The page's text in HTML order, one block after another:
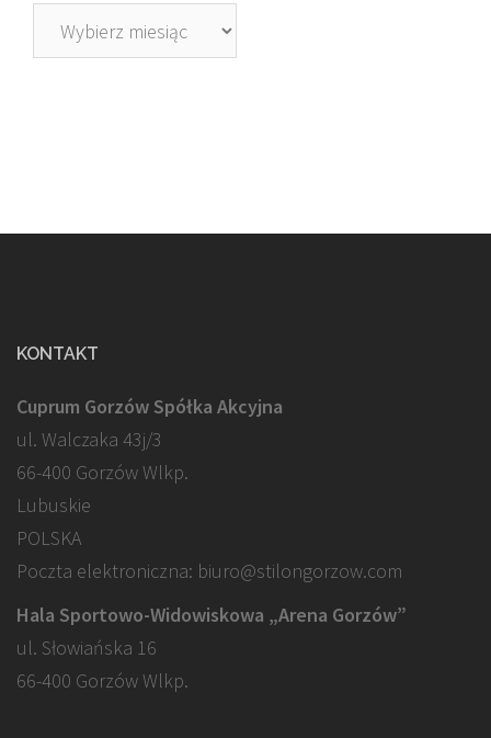
Archiwa
KONTAKT
Cuprum Gorzów Spółka Akcyjna
ul. Walczaka 43j/3
66-400 Gorzów Wlkp.
Lubuskie
POLSKA
Poczta elektroniczna: biuro@stilongorzow.com
Hala Sportowo-Widowiskowa „Arena Gorzów”
ul. Słowiańska 16
66-400 Gorzów Wlkp.